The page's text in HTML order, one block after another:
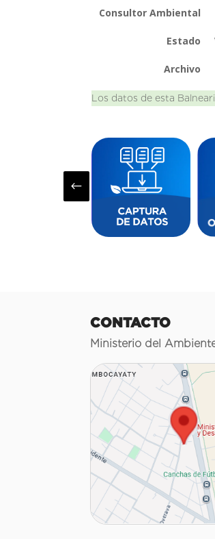
Consultor Ambiental
Estado
Archivo
Los datos de esta
#
CONTACTO
Ministerio del